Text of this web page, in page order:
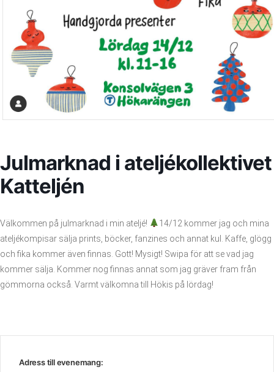
Julmarknad i ateljékollektivet
Katteljén
Välkommen på julmarknad i min ateljé!
14/12 kommer jag och mina
ateljékompisar sälja prints, böcker, fanzines och annat kul. Kaffe, glögg
och fika kommer även finnas. Gott! Mysigt! Swipa för att se vad jag
kommer sälja. Kommer nog finnas annat som jag gräver fram från
gömmorna också. Varmt välkomna till Hökis på lördag!
Adress till evenemang: